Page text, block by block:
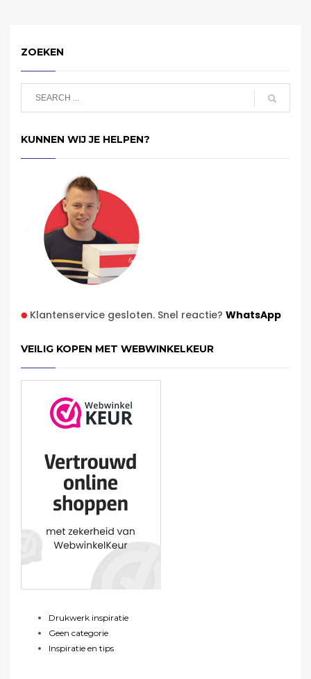
ZOEKEN
KUNNEN WIJ JE HELPEN?
Klantenservice gesloten. Snel reactie? WhatsApp
VEILIG KOPEN MET WEBWINKELKEUR
Drukwerk inspiratie
Geen categorie
Inspiratie en tips